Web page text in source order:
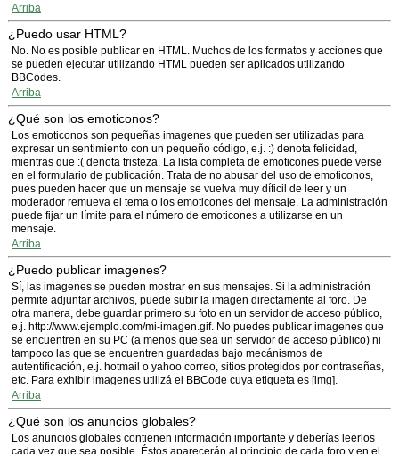
Arriba
¿Puedo usar HTML?
No. No es posible publicar en HTML. Muchos de los formatos y acciones que
se pueden ejecutar utilizando HTML pueden ser aplicados utilizando
BBCodes.
Arriba
¿Qué son los emoticonos?
Los emoticonos son pequeñas imagenes que pueden ser utilizadas para
expresar un sentimiento con un pequeño código, e.j. :) denota felicidad,
mientras que :( denota tristeza. La lista completa de emoticones puede verse
en el formulario de publicación. Trata de no abusar del uso de emoticonos,
pues pueden hacer que un mensaje se vuelva muy díficil de leer y un
moderador remueva el tema o los emoticones del mensaje. La administración
puede fijar un límite para el número de emoticones a utilizarse en un
mensaje.
Arriba
¿Puedo publicar imagenes?
Sí, las imagenes se pueden mostrar en sus mensajes. Si la administración
permite adjuntar archivos, puede subir la imagen directamente al foro. De
otra manera, debe guardar primero su foto en un servidor de acceso público,
e.j. http://www.ejemplo.com/mi-imagen.gif. No puedes publicar imagenes que
se encuentren en su PC (a menos que sea un servidor de acceso público) ni
tampoco las que se encuentren guardadas bajo mecánismos de
autentificación, e.j. hotmail o yahoo correo, sitios protegidos por contraseñas,
etc. Para exhibir imagenes utilizá el BBCode cuya etiqueta es [img].
Arriba
¿Qué son los anuncios globales?
Los anuncios globales contienen información importante y deberías leerlos
cada vez que sea posible. Éstos aparecerán al principio de cada foro y en el